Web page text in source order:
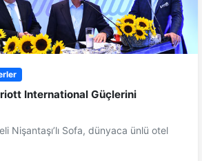
International Güçlerini
Nişantaşı’lı Sofa, dünyaca ünlü otel